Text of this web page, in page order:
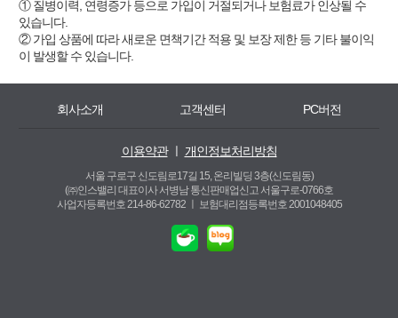
① 질병이력, 연령증가 등으로 가입이 거절되거나 보험료가 인상될 수
있습니다.
② 가입 상품에 따라 새로운 면책기간 적용 및 보장 제한 등 기타 불이익
이 발생할 수 있습니다.
회사소개 고객센터 PC버전
이용약관ㅣ 개인정보처리방침
서울 구로구 신도림로17길 15, 온리빌딩 3층(신도림동)
(㈜인스밸리 대표이사 서병남 통신판매업신고 서울구로-0766호
사업자등록번호 214-86-62782 ㅣ
보험대리점등록번호 2001048405